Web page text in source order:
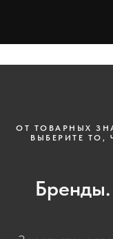
ОТ ТОВАРНЫХ
ВЫБЕРИТЕ